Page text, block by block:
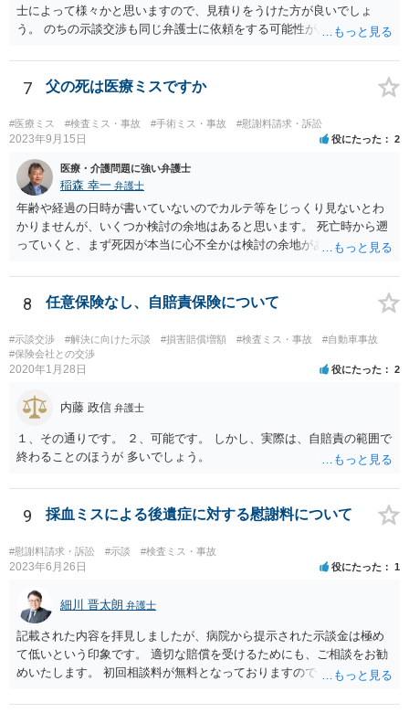
士によって様々かと思いますので、見積りをうけた方が良いでしょ
う。 のちの示談交渉も同じ弁護士に依頼をする可能性がある場合に
いたほうが良いと思われます。
7 父の死は医療ミスですか
#医療ミス #検査ミス・事故 #手術ミス・事故 #慰謝料請求・訴訟
2023年9月15日 役にたった 2
医療・介護問題に強い弁護士
稲森 幸一 弁護士
年齢や経過の日時が書いていないのでカルテ等をじっくり見ないとわ
かりませんが、いくつか検討の余地はあると思います。 死亡時から遡
っていくと、まず死因が本当に心不全かは検討の余地があります。腹
こまでしたのか、またしたとして死亡を防げたのかどうかという因果
関係の問題もあります。 さらに遡ると、C病院の手術に問題はなかっ
前は問題なさそうですが、転院が多いのでそんなに転院が必要だった
のかも一応は検討材料だと思います。 いずれにしてもお近くの弁護士
にカルテ等を持って行って相談されたらいかがでしょうか。 頑張って
8 任意保険なし、自賠責保険について
#示談交渉 #解決に向けた示談 #損害賠償増額 #検査ミス・事故
#自動車事故
#保険会社との交渉
2020年1月28日 役にたった 2
内藤 政信 弁護士
１、その通りです。 ２、可能です。 しかし、実際は、自賠責の範囲で
終わることのほうが 多いでしょう。
9 採血ミスによる後遺症に対する慰謝料について
#慰謝料請求・訴訟 #示談 #検査ミス・事故
2023年6月26日 役にたった 1
細川 晋太朗 弁護士
記載された内容を拝見しましたが、病院から提示された示談金は極め
て低いという印象です。 適切な賠償を受けるためにも、ご相談をお勧
めいたします。 初回相談料が無料となっておりますので、お問い合わ